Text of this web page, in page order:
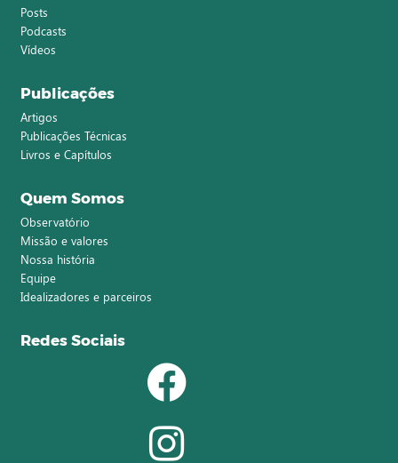
Posts
Podcasts
Vídeos
Publicações
Artigos
Publicações Técnicas
Livros e Capítulos
Quem Somos
Observatório
Missão e valores
Nossa história
Equipe
Idealizadores e parceiros
Redes Sociais